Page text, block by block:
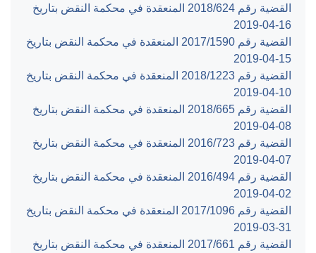
القضية رقم ‎624‏/‎2018‏ المنعقدة في محكمة النقض بتاريخ
‎2019-04-16‏
القضية رقم ‎1590‏/‎2017‏ المنعقدة في محكمة النقض بتاريخ
‎2019-04-15‏
القضية رقم ‎1223‏/‎2018‏ المنعقدة في محكمة النقض بتاريخ
‎2019-04-10‏
القضية رقم ‎665‏/‎2018‏ المنعقدة في محكمة النقض بتاريخ
‎2019-04-08‏
القضية رقم ‎723‏/‎2016‏ المنعقدة في محكمة النقض بتاريخ
‎2019-04-07‏
القضية رقم ‎494‏/‎2016‏ المنعقدة في محكمة النقض بتاريخ
‎2019-04-02‏
القضية رقم ‎1096‏/‎2017‏ المنعقدة في محكمة النقض بتاريخ
‎2019-03-31‏
القضية رقم ‎661‏/‎2017‏ المنعقدة في محكمة النقض بتاريخ